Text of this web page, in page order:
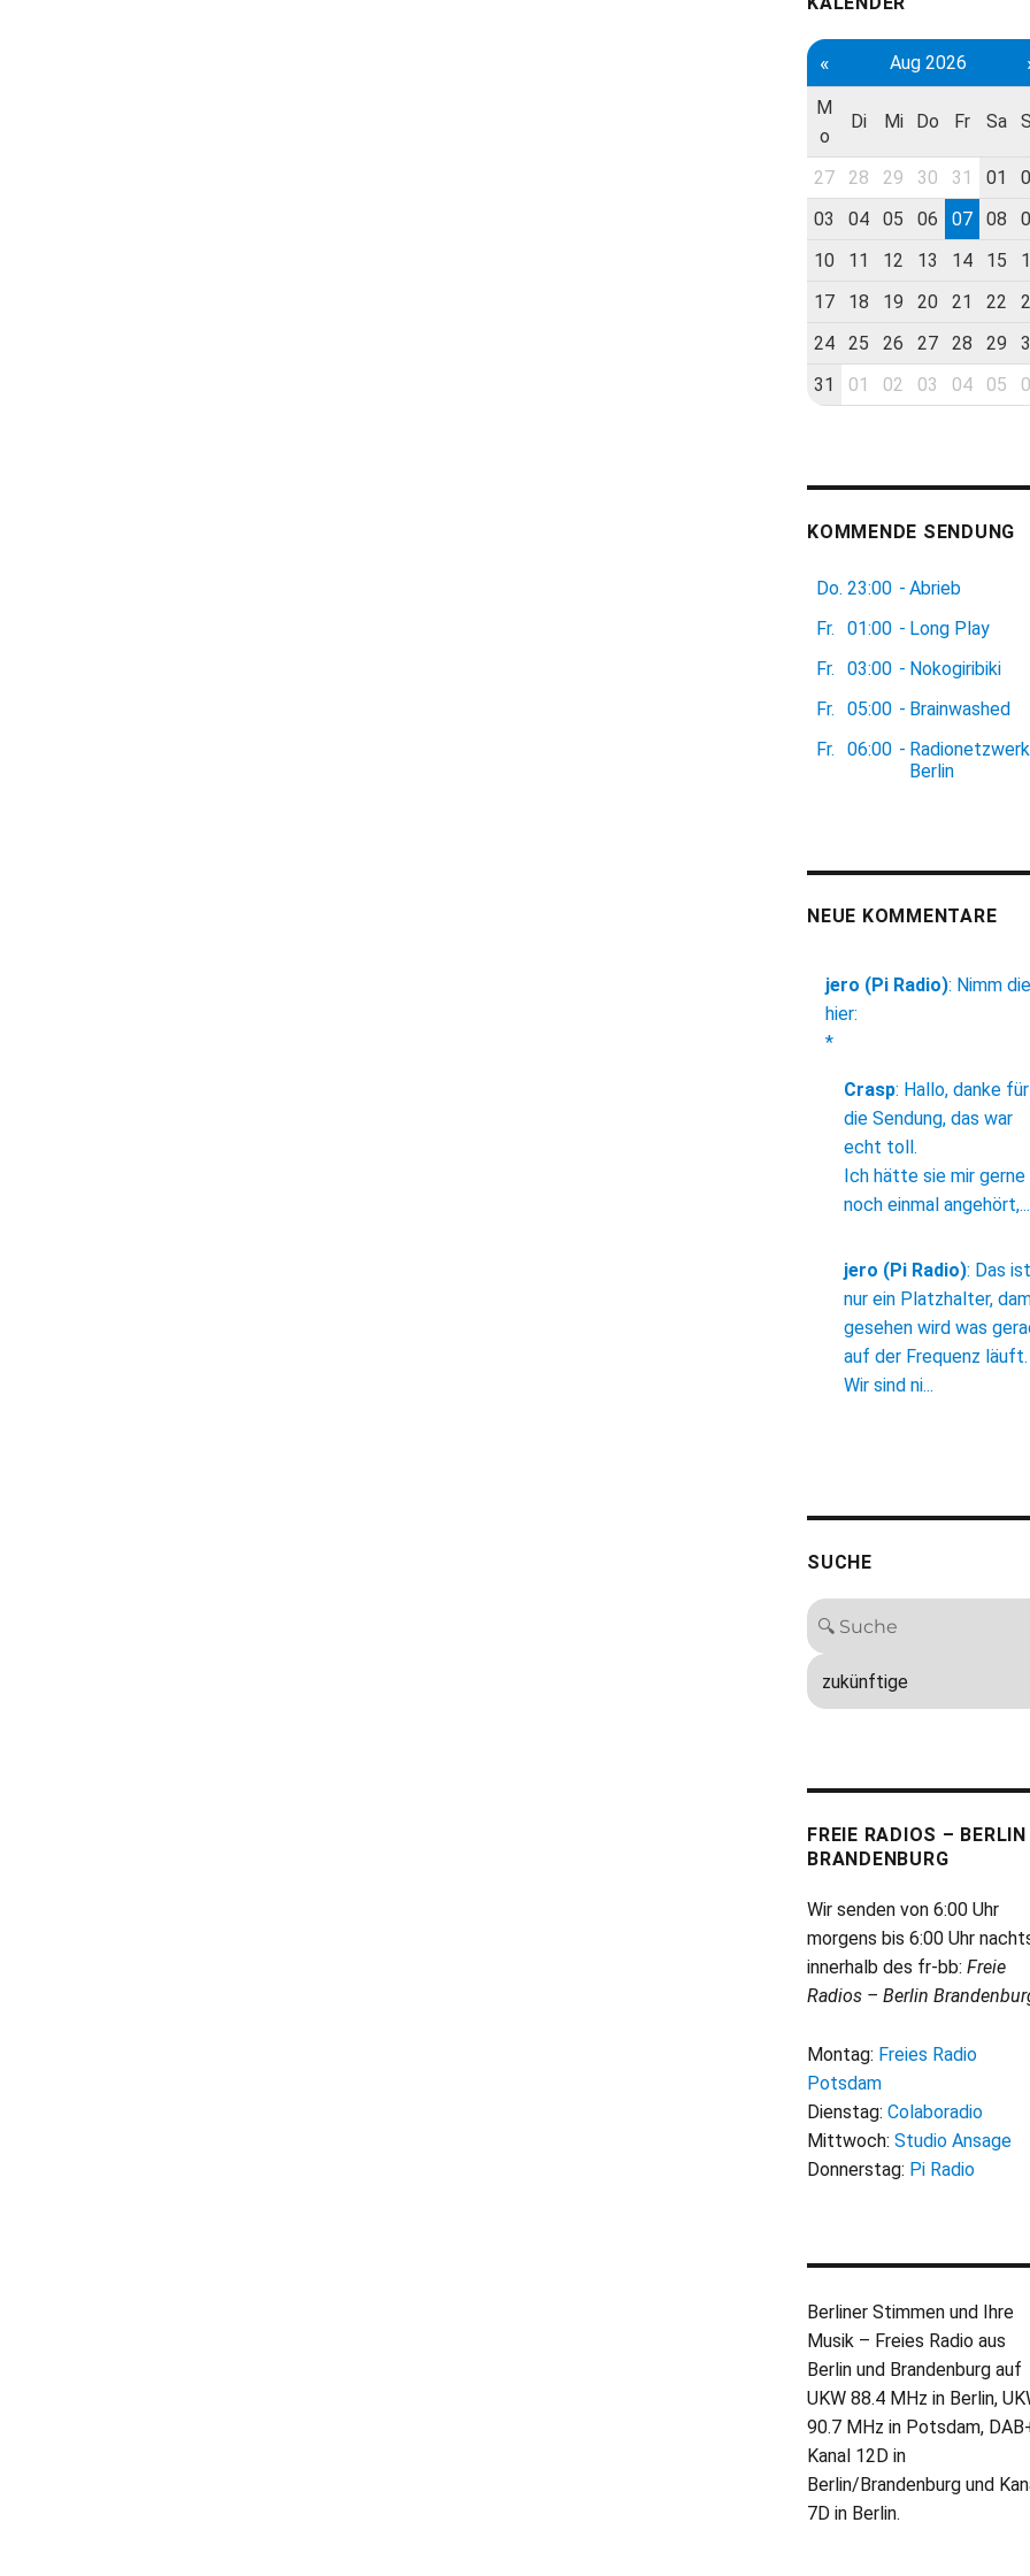
« Aug 2026
M
o
Di Mi Do Fr Sa
27 28 29 30 31 01
03
04 05 06 07 08
10
11 12 13 14 15
17
18 19 20 21 22
24
25 26 27 28 29
31
01 02 03 04 05
KOMMENDE SENDUNG
Do. 23:00 - Abrieb
Fr.
01:00 - Long Play
Fr.
03:00 - Nokogiribiki
Fr.
05:00 - Brainwashed
Fr.
06:00 - Radionetzwerk
Berlin
NEUE KOMMENTARE
jero (Pi Radio): Nimm die
hier:
*
Crasp: Hallo, danke für
die Sendung, das war
echt toll.
Ich hätte sie mir gerne
noch einmal angehört,...
jero (Pi Radio): Das ist
nur ein Platzhalter,
gesehen wird was
auf der Frequenz läuft.
Wir sind ni...
SUCHE
FREIE RADIOS – BERLIN
BRANDENBURG
Wir senden von 6:00 Uhr
morgens bis 6:00 Uhr
innerhalb des fr-bb: Freie
Radios – Berlin
Montag: Freies Radio
Potsdam
Dienstag: Colaboradio
Mittwoch: Studio Ansage
Donnerstag: Pi Radio
Berliner Stimmen und Ihre
Musik – Freies Radio aus
Berlin und Brandenburg auf
UKW 88.4 MHz in Berlin,
90.7 MHz in Potsdam,
Kanal 12D in
Berlin/Brandenburg und
7D in Berlin.